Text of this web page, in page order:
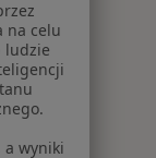
na celu
ludzie
a wyniki